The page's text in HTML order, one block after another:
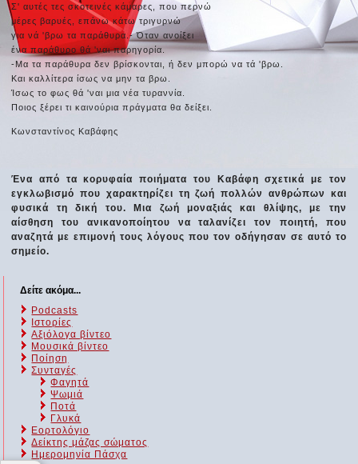
Σ' αυτές τες σκοτεινές κάμαρες, που περνώ
μέρες βαρυές, επάνω κάτω τριγυρνώ
για νά 'βρω τα παράθυρα.- Όταν ανοίξει
ένα παράθυρο θά 'ναι παρηγορία.
-Μα τα παράθυρα δεν βρίσκονται, ή δεν μπορώ να τά 'βρω.
Και καλλίτερα ίσως να μην τα βρω.
Ίσως το φως θά 'ναι μια νέα τυραννία.
Ποιος ξέρει τι καινούρια πράγματα θα δείξει.
Κωνσταντίνος Καβάφης
Ένα από τα κορυφαία ποιήματα του Καβάφη σχετικά με τον
εγκλωβισμό που χαρακτηρίζει τη ζωή πολλών ανθρώπων και
φυσικά τη δική του. Μια ζωή μοναξιάς και θλίψης, με την
αίσθηση του ανικανοποίητου να ταλανίζει τον ποιητή, που
αναζητά με επιμονή τους λόγους που τον οδήγησαν σε αυτό το
σημείο.
Δείτε ακόμα...
Podcasts
Ιστορίες
Αξιόλογα βίντεο
Μουσικά βίντεο
Ποίηση
Συνταγές
Φαγητά
Ψωμιά
Ποτά
Γλυκά
Εορτολόγιο
Δείκτης μάζας σώματος
Ημερομηνία Πάσχα